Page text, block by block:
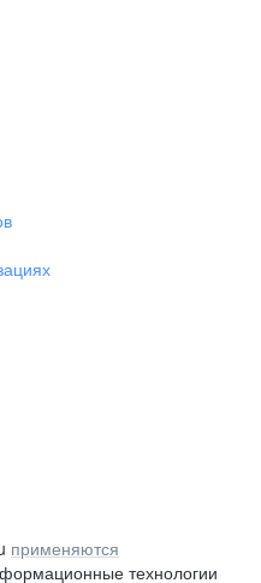
применяются
технологии